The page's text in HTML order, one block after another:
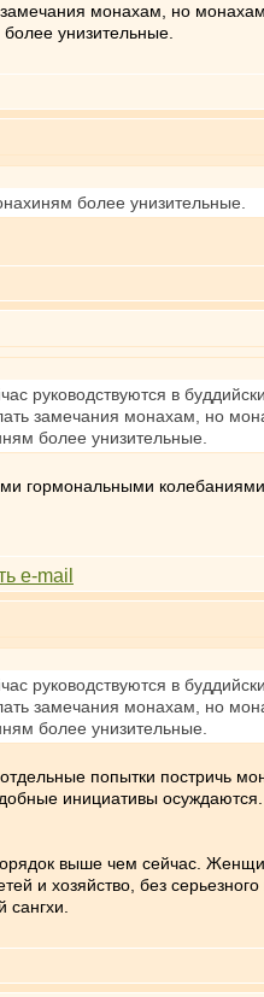
монахам, но
унизительные.
более унизительные.
руководствуются в
замечания монахам, но
более унизительные.
гормональными колебаниями.
руководствуются в
замечания монахам, но
более унизительные.
попытки постричь
инициативы
выше чем сейчас.
и хозяйство, без